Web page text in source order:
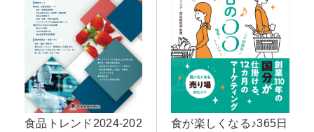
食品トレンド2024-202
食が楽しくなる♪365日